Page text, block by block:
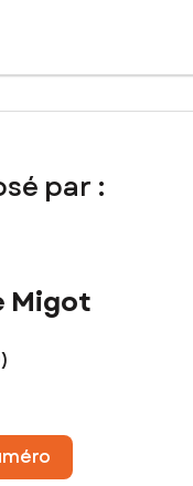
le bourg de Derval et à
possible au tout-à-
projet de construction
360 €
MIGOT, Tél. : 07 70
par :
Migot